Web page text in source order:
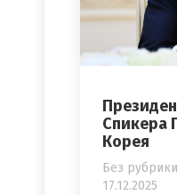
Спикера
Корея
Без рубрики
17.12.2025